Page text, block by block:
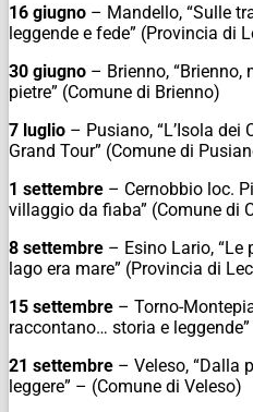
16 giugno – Mandello, “Sulle
leggende e fede” (Provincia di
30 giugno – Brienno,
pietre” (Comune di Brienno)
7 luglio – Pusiano, “L’Isola
Grand Tour” (Comune di
1 settembre – Cernobbio loc.
villaggio da fiaba” (Comune di
8 settembre – Esino Lario,
lago era mare” (Provincia di
15 settembre – Torno-
raccontano… storia e
21 settembre – Veleso, “Dalla
leggere” – (Comune di Veleso)